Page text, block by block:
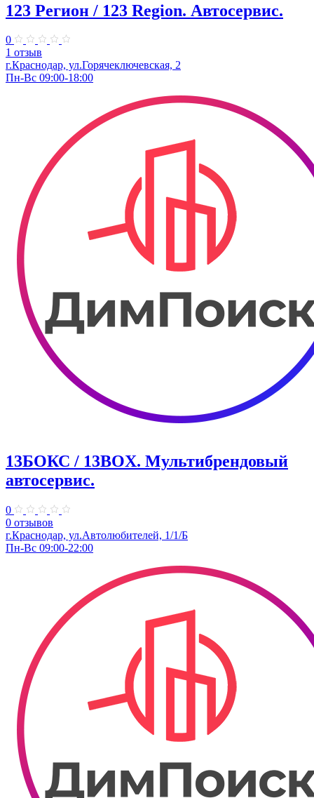
123 Регион / 123 Region. Автосервис.
0
1 отзыв
г.Краснодар, ул.Горячеключевская, 2
Пн-Вс 09:00-18:00
13БОКС / 13BOX. ​Мультибрендовый
автосервис.
0
0 отзывов
г.Краснодар, ул.Автолюбителей, 1/1/Б
Пн-Вс 09:00-22:00